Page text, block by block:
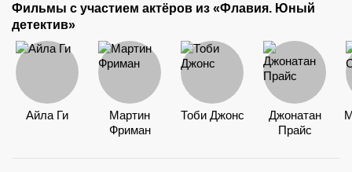
Фильмы с участием актёров из «Флавия. Юный
детектив»
Айла Ги
Мартин
Фриман
Тоби Джонс
Джонатан
Прайс